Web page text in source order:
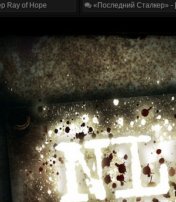
Ray of Hope
«Последний Сталкер» -